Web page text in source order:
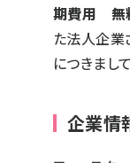
期費用 無
た法人企
につきまし
企業情